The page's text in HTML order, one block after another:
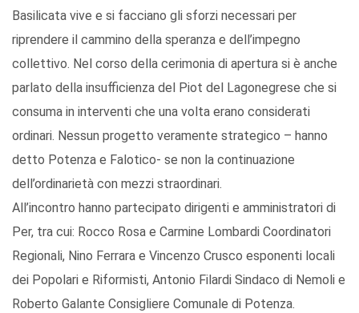
Basilicata vive e si facciano gli sforzi necessari per
riprendere il cammino della speranza e dell’impegno
collettivo. Nel corso della cerimonia di apertura si è anche
parlato della insufficienza del Piot del Lagonegrese che si
consuma in interventi che una volta erano considerati
ordinari. Nessun progetto veramente strategico – hanno
detto Potenza e Falotico- se non la continuazione
dell’ordinarietà con mezzi straordinari.
All’incontro hanno partecipato dirigenti e amministratori di
Per, tra cui: Rocco Rosa e Carmine Lombardi Coordinatori
Regionali, Nino Ferrara e Vincenzo Crusco esponenti locali
dei Popolari e Riformisti, Antonio Filardi Sindaco di Nemoli e
Roberto Galante Consigliere Comunale di Potenza.